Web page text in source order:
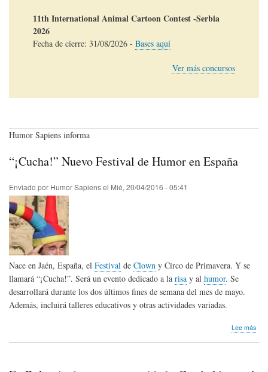
11th International Animal Cartoon Contest -Serbia
2026
Fecha de cierre: 31/08/2026 - Bases aquí
Ver más concursos
Humor Sapiens informa
“¡Cucha!” Nuevo Festival de Humor en España
Enviado por Humor Sapiensel Mié, 20/04/2016 - 05:41
Nace en Jaén, España, el Festival de Clown y Circo de Primavera. Y se
llamará “¡Cucha!”. Será un evento dedicado a la risa y al humor. Se
desarrollará durante los dos últimos fines de semana del mes de mayo.
Además, incluirá talleres educativos y otras actividades variadas.
Lee más